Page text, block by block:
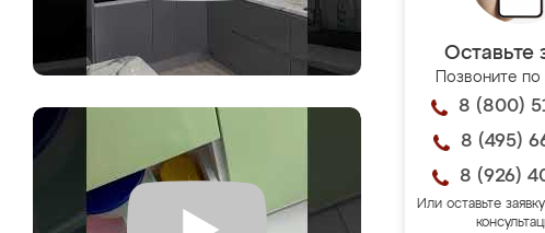
Оставьте
Позвоните
8 (800)
8 (495)
8 (926)
Или оставьте